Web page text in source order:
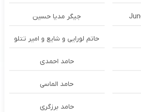
جیگر مدیا حسین
حاتم لورایی و شایع و امیر تتلو
حامد احمدی
حامد الماسی
حامد برزگری